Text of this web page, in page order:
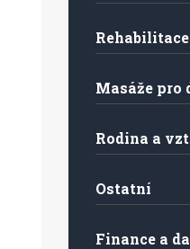
Masáže pro
Rodina a
Ostatní
Finance a